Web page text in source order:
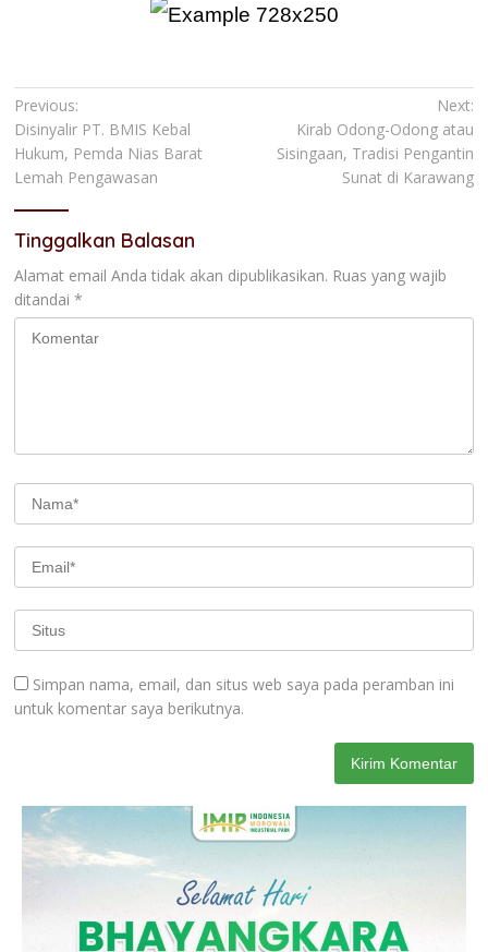
Navigasi
pos
Previous:
Disinyalir PT. BMIS Kebal
Hukum, Pemda Nias Barat
Lemah Pengawasan
Next:
Kirab Odong-Odong atau
Sisingaan, Tradisi Pengantin
Sunat di Karawang
Tinggalkan Balasan
Alamat email Anda tidak akan dipublikasikan. Ruas yang wajib
ditandai *
Simpan nama, email, dan situs web saya pada peramban ini
untuk komentar saya berikutnya.